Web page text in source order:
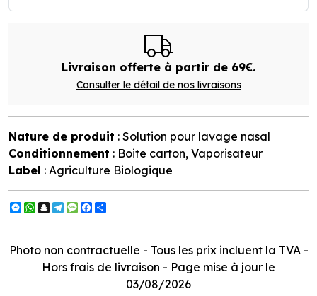
Livraison offerte à partir de 69€.
Consulter le détail de nos livraisons
Nature de produit : Solution pour lavage nasal
Conditionnement : Boite carton, Vaporisateur
Label : Agriculture Biologique
Messenger
WhatsApp
Snapchat
Telegram
Message
Facebook
Photo non contractuelle - Tous les prix incluent la TVA -
Hors frais de livraison - Page mise à jour le
03/08/2026